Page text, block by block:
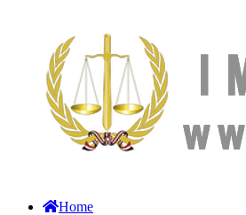
Home